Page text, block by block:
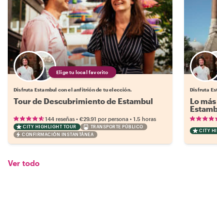
Elige tu local favorito
Disfruta Estambul con el anfitrión de tu elección.
Tour de Descubrimiento de Estambul
144 reseñas • €29.91 por persona • 1.5 horas
CITY HIGHLIGHT TOUR
TRANSPORTE PÚBLICO
CONFIRMACIÓN INSTANTÁNEA
Disfruta
Lo
CITY
Ver todo